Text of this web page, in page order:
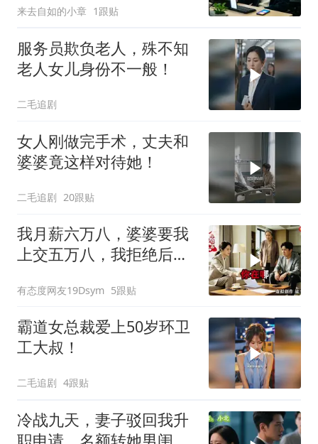
来去自如的小章 1跟贴
服务员欺负老人，殊不知
老人女儿身份不一般！
二毛追剧
女人刚做完手术，丈夫和
婆婆竟这样对待她！
二毛追剧 20跟贴
我月薪六万八，婆婆要我
上交五万八，我拒绝后她
离婚
有态度网友19Dsym 5跟贴
霸道女总裁爱上50岁环卫
工大叔！
二毛追剧 4跟贴
冷战九天，妻子驳回我升